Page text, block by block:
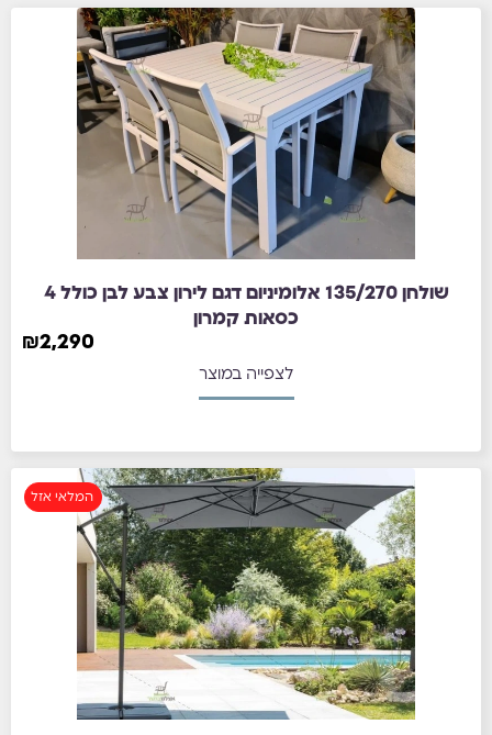
שולחן 135/270 אלומיניום דגם לירון צבע לבן כולל 4
כסאות קמרון
₪2,290
לצפייה במוצר
המלאי אזל